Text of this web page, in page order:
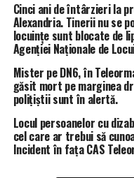
Cinci ani de întârzieri la
Alexandria. Tinerii nu se
locuințe sunt blocate de
Agenției Naționale de
Mister pe DN6, în
găsit mort pe marginea
polițiștii sunt în alertă.
Locul persoanelor cu
cel care ar trebui să
Incident în fața CAS